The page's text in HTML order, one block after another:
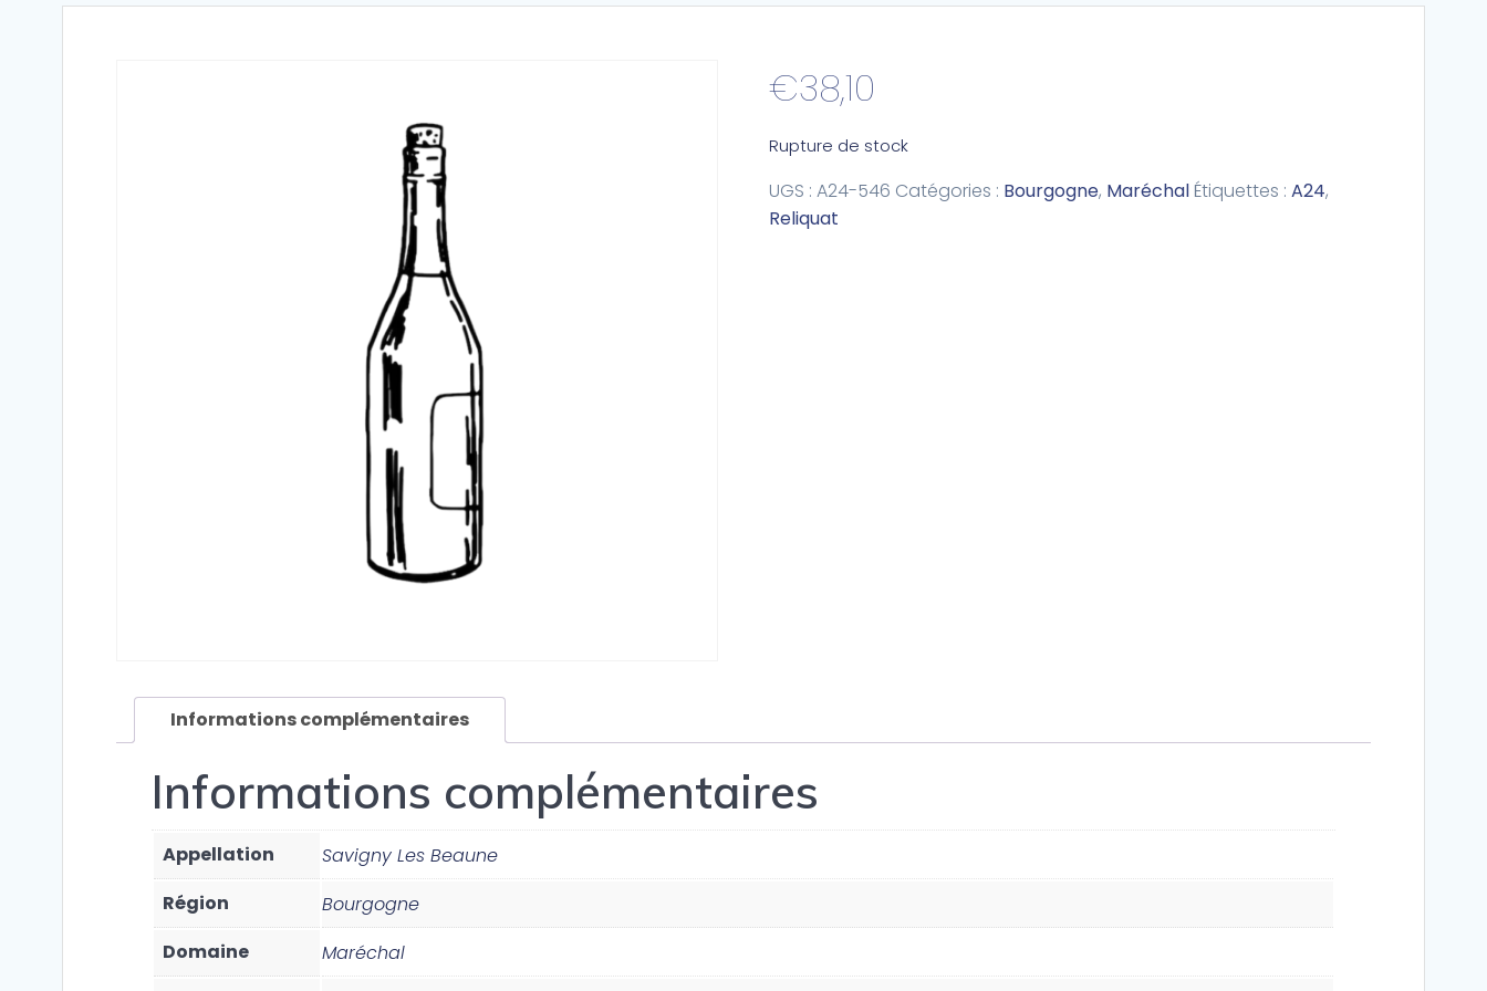
€38,10
Rupture de stock
UGS : A24-546 Catégories : Bourgogne, Maréchal Étiquettes : A24,
Reliquat
Informations complémentaires
Informations complémentaires
Appellation
Savigny Les Beaune
Région
Bourgogne
Domaine
Maréchal